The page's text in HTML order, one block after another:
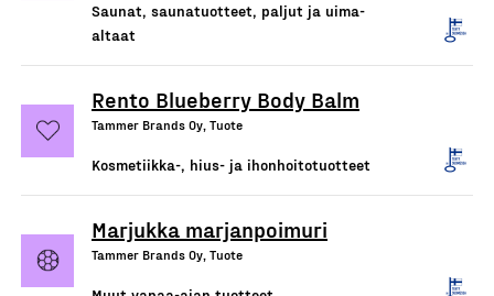
Saunat, saunatuotteet, paljut ja uima-
altaat
Rento Blueberry Body Balm
Tammer Brands Oy, Tuote
Kosmetiikka-, hius- ja ihonhoitotuotteet
Marjukka marjanpoimuri
Tammer Brands Oy, Tuote